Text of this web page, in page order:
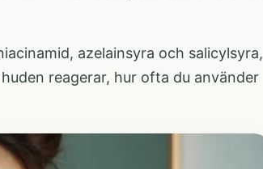
azelainsyra och salicylsyra,
reagerar, hur ofta du använder